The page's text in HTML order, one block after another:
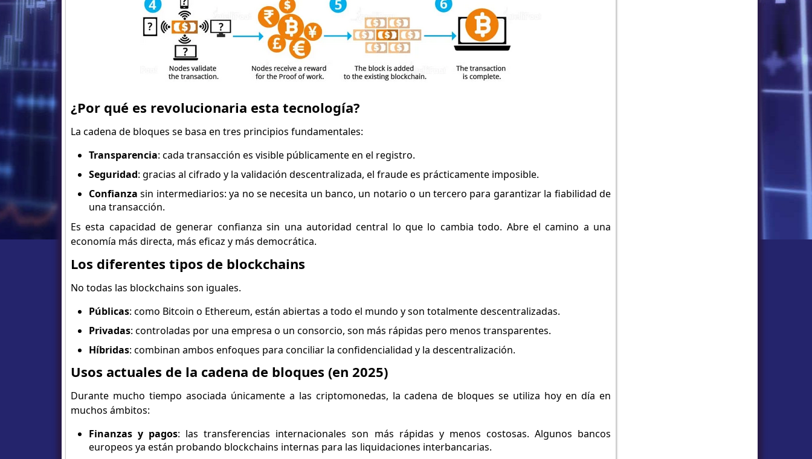
¿Por qué es revolucionaria esta tecnología?
La cadena de bloques se basa en tres principios fundamentales:
Transparencia: cada transacción es visible públicamente en el registro.
Seguridad: gracias al cifrado y la validación descentralizada, el fraude es prácticamente imposible.
Confianza sin intermediarios: ya no se necesita un banco, un notario o un tercero para garantizar la fiabilidad de
una transacción.
Es esta capacidad de generar confianza sin una autoridad central lo que lo cambia todo. Abre el camino a una
economía más directa, más eficaz y más democrática.
Los diferentes tipos de blockchains
No todas las blockchains son iguales.
Públicas: como Bitcoin o Ethereum, están abiertas a todo el mundo y son totalmente descentralizadas.
Privadas: controladas por una empresa o un consorcio, son más rápidas pero menos transparentes.
Híbridas: combinan ambos enfoques para conciliar la confidencialidad y la descentralización.
Usos actuales de la cadena de bloques (en 2025)
Durante mucho tiempo asociada únicamente a las criptomonedas, la cadena de bloques se utiliza hoy en día en
muchos ámbitos:
Finanzas y pagos: las transferencias internacionales son más rápidas y menos costosas. Algunos bancos
europeos ya están probando blockchains internas para las liquidaciones interbancarias.